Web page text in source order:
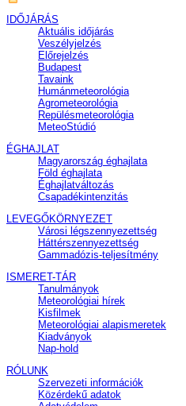
IDŐJÁRÁS
Aktuális időjárás
Veszélyjelzés
Előrejelzés
Budapest
Tavaink
Humánmeteorológia
Agrometeorológia
Repülésmeteorológia
MeteoStúdió
ÉGHAJLAT
Magyarország éghajlata
Föld éghajlata
Éghajlatváltozás
Csapadékintenzitás
LEVEGŐKÖRNYEZET
Városi légszennyezettség
Háttérszennyezettség
Gammadózis-teljesítmény
ISMERET-TÁR
Tanulmányok
Meteorológiai hírek
Kisfilmek
Meteorológiai alapismeretek
Kiadványok
Nap-hold
RÓLUNK
Szervezeti információk
Közérdekű adatok